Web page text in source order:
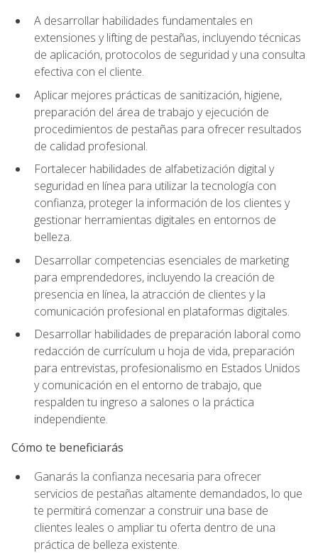
A desarrollar habilidades fundamentales en
extensiones y lifting de pestañas, incluyendo técnicas
de aplicación, protocolos de seguridad y una consulta
efectiva con el cliente.
Aplicar mejores prácticas de sanitización, higiene,
preparación del área de trabajo y ejecución de
procedimientos de pestañas para ofrecer resultados
de calidad profesional.
Fortalecer habilidades de alfabetización digital y
seguridad en línea para utilizar la tecnología con
confianza, proteger la información de los clientes y
gestionar herramientas digitales en entornos de
belleza.
Desarrollar competencias esenciales de marketing
para emprendedores, incluyendo la creación de
presencia en línea, la atracción de clientes y la
comunicación profesional en plataformas digitales.
Desarrollar habilidades de preparación laboral como
redacción de currículum u hoja de vida, preparación
para entrevistas, profesionalismo en Estados Unidos
y comunicación en el entorno de trabajo, que
respalden tu ingreso a salones o la práctica
independiente.
Cómo te beneficiarás
Ganarás la confianza necesaria para ofrecer
servicios de pestañas altamente demandados, lo que
te permitirá comenzar a construir una base de
clientes leales o ampliar tu oferta dentro de una
práctica de belleza existente.